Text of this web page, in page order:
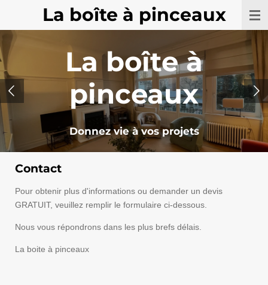
contenu
principal
La boîte à pinceaux
La boîte à
pinceaux
Donnez vie à vos projets
Contact
Pour obtenir plus d'informations ou demander un devis
GRATUIT, veuillez remplir le formulaire ci-dessous.
Nous vous répondrons dans les plus brefs délais.
La boite à pinceaux